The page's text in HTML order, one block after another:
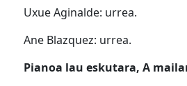
Uxue Aginalde: urrea.
Ane Blazquez: urrea.
Pianoa lau eskutara, A